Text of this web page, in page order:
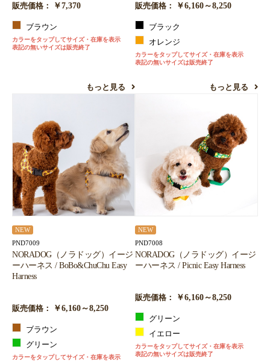
販売価格： ￥7,370
ブラウン
カラーをタップしてサイズ・在庫を表示
表記の無いサイズは販売終了
もっと見る
販売価格： ￥6,160～8,250
ブラック
オレンジ
カラーをタップしてサイズ・在庫を表示
表記の無いサイズは販売終了
もっと見る
NEW
PND7009
NORADOG（ノラドッグ）イージ
ーハーネス / BoBo&ChuChu Easy
Harness
販売価格： ￥6,160～8,250
ブラウン
グリーン
カラーをタップしてサイズ・在庫を表示
NEW
PND7008
NORADOG（ノラドッグ）イージ
ーハーネス / Picnic Easy Harness
販売価格： ￥6,160～8,250
グリーン
イエロー
カラーをタップしてサイズ・在庫を表示
表記の無いサイズは販売終了